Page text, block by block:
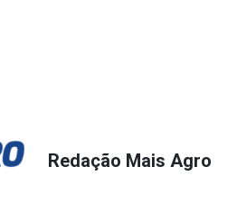
Redação Mais Agro